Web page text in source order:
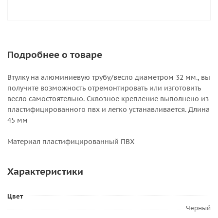
Подробнее о товаре
Втулку на алюминиевую трубу/весло диаметром 32 мм., вы
получите возможность отремонтировать или изготовить
весло самостоятельно. Сквозное крепление выполнено из
пластифицированного пвх и легко устанавливается. Длина
45 мм
Материал пластифицированный ПВХ
Характеристики
Цвет
Черный